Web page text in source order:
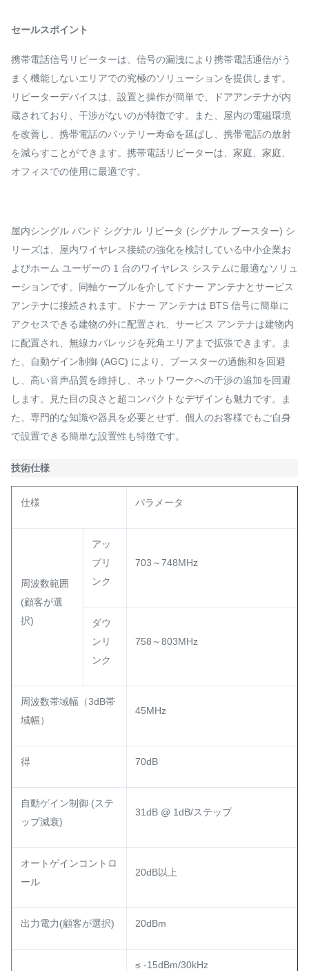
セールスポイント
携帯電話信号リピーターは、信号の漏洩により携帯電話通信がう
まく機能しないエリアでの究極のソリューションを提供します。
リピーターデバイスは、設置と操作が簡単で、ドアアンテナが内
蔵されており、干渉がないのが特徴です。また、屋内の電磁環境
を改善し、携帯電話のバッテリー寿命を延ばし、携帯電話の放射
を減らすことができます。携帯電話リピーターは、家庭、家庭、
オフィスでの使用に最適です。
屋内シングル バンド シグナル リピータ (シグナル ブースター) シ
リーズは、屋内ワイヤレス接続の強化を検討している中小企業お
よびホーム ユーザーの 1 台のワイヤレス システムに最適なソリュ
ーションです。同軸ケーブルを介してドナー アンテナとサービス
アンテナに接続されます。ドナー アンテナは BTS 信号に簡単に
アクセスできる建物の外に配置され、サービス アンテナは建物内
に配置され、無線カバレッジを死角エリアまで拡張できます。ま
た、自動ゲイン制御 (AGC) により、ブースターの過飽和を回避
し、高い音声品質を維持し、ネットワークへの干渉の追加を回避
します。見た目の良さと超コンパクトなデザインも魅力です。ま
た、専門的な知識や器具を必要とせず、個人のお客様でもご自身
で設置できる簡単な設置性も特徴です。
技術仕様
仕様 パラメータ
周波数範囲
(顧客が選
択)
アッ
プリ
ンク
703～748MHz
ダウ
ンリ
ンク
758～803MHz
周波数帯域幅（3dB帯
域幅）
45MHz
得 70dB
自動ゲイン制御 (ステ
ップ減衰)
31dB @ 1dB/ステップ
オートゲインコントロ
ール
20dB以上
出力電力(顧客が選択) 20dBm
≤ -15dBm/30kHz